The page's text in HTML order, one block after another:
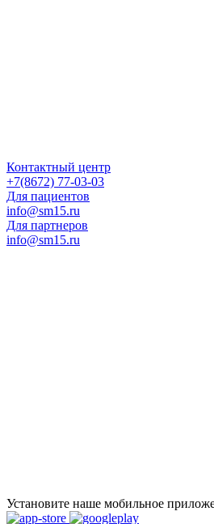
Контактный центр
+7(8672) 77-03-03
Для пациентов
info@sm15.ru
Для партнеров
info@sm15.ru
Установите наше мобильное